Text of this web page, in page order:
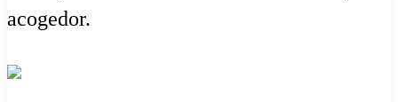
acogedor.